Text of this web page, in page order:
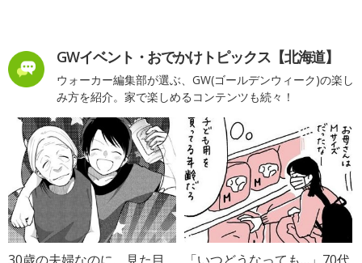
GWイベント・おでかけトピックス【北海道】
ウォーカー編集部が選ぶ、GW(ゴールデンウィーク)の楽し
み方を紹介。家で楽しめるコンテンツも続々！